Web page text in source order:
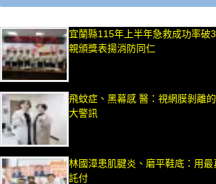
宜蘭縣115年上半年急救成功率破
親頒獎表揚消防同仁
飛蚊症、黑幕感 醫：視網膜剝離
大警訊
林國漳患肌腱炎、磨平鞋底：用
託付